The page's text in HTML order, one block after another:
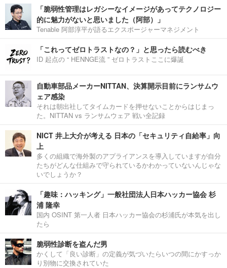
「脆弱性管理はレガシーなイメージがあってテクノロジー
的に魅力がないと思いました（阿部）」
Tenable 阿部淳平が語るエクスポージャーマネジメント
「これってゼロトラストなの？」と思ったら読むべき
ID 起点の “ HENNGE流 ” ゼロトラストここに爆誕
自動車部品メーカーNITTAN、決算開示目前にランサムウ
ェア感染
それは朝出社してタイムカードを押せないことからはじまっ
た。NITTAN vs ランサムウェア 戦い全記録
NICT 井上大介が考える 日本の「セキュリティ自給率」向
上
多くの組織で海外製のアプライアンスを導入していますが自分
たちがどんな仕組みで守られているかわかっていないんじゃな
いでしょうか？
「趣味：ハッキング」一般社団法人日本ハッカー協会 杉
浦 隆幸
国内 OSINT 第一人者 日本ハッカー協会の杉浦氏が本気を出し
たら
脆弱性診断を盗んだ男
かくして「良い診断」の定義が気づいたらいつの間にかすっか
り別物に交換されていた